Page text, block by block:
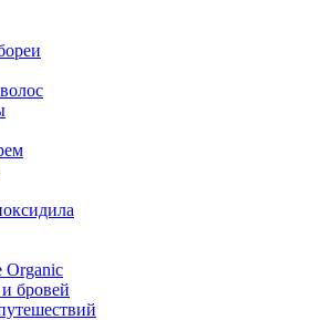
Organic
бровей